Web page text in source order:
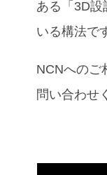
ある「3D
いる構法で
NCNへのご
問い合わせ